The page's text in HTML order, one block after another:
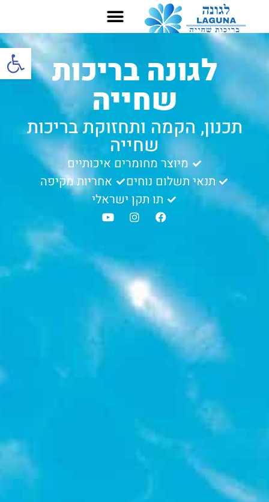
פתח לגונה בריכות
שחייה
תכנון, הקמה ותחזוקת בריכות
שחייה
מיוצר מחומרים איכותיים
תנאי תשלום נוחים
אחריות מקיפה
תו תקן ישראלי